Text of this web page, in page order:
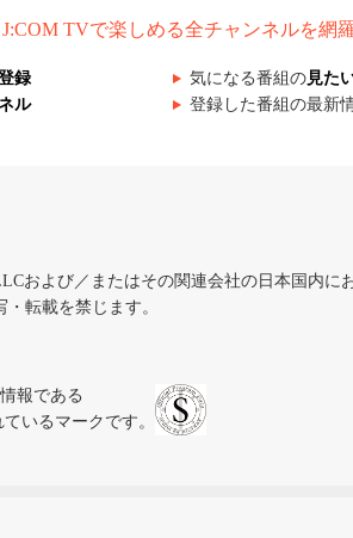
TVで楽しめる全チャンネルを網
録 気になる番組の見た
ル 登録した番組の最新
および／またはその関連会社の日本国内に
転載を禁じます。
報である
いるマークです。